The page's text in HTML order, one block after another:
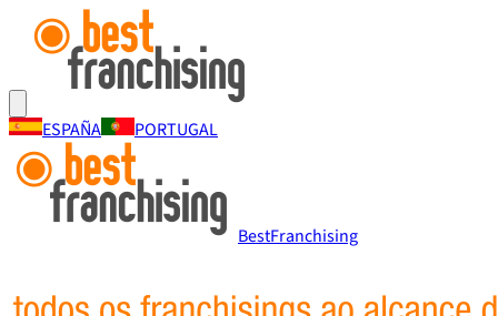
ESPAÑA PORTUGAL
BestFranchising